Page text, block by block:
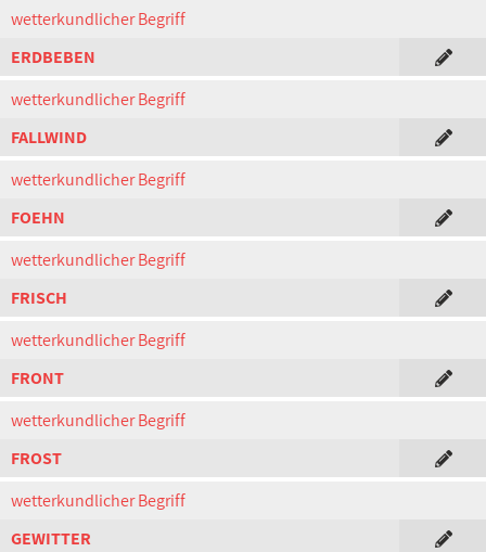
wetterkundlicher Begriff
ERDBEBEN
wetterkundlicher Begriff
FALLWIND
wetterkundlicher Begriff
FOEHN
wetterkundlicher Begriff
FRISCH
wetterkundlicher Begriff
FRONT
wetterkundlicher Begriff
FROST
wetterkundlicher Begriff
GEWITTER